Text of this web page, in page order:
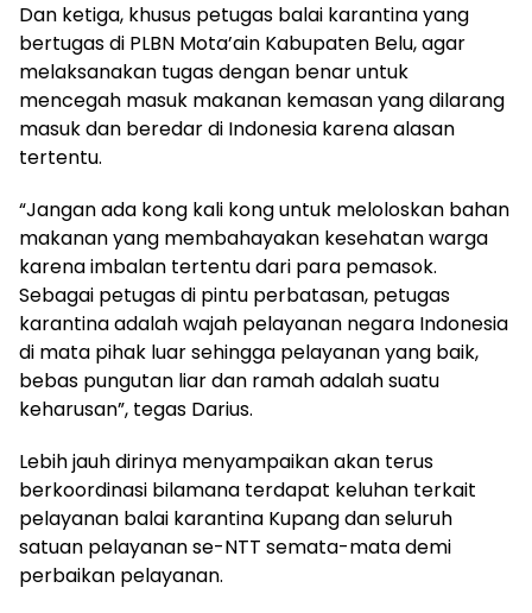
Dan ketiga, khusus petugas balai karantina yang
bertugas di PLBN Mota’ain Kabupaten Belu, agar
melaksanakan tugas dengan benar untuk
mencegah masuk makanan kemasan yang dilarang
masuk dan beredar di Indonesia karena alasan
tertentu.
“Jangan ada kong kali kong untuk meloloskan bahan
makanan yang membahayakan kesehatan warga
karena imbalan tertentu dari para pemasok.
Sebagai petugas di pintu perbatasan, petugas
karantina adalah wajah pelayanan negara Indonesia
di mata pihak luar sehingga pelayanan yang baik,
bebas pungutan liar dan ramah adalah suatu
keharusan”, tegas Darius.
Lebih jauh dirinya menyampaikan akan terus
berkoordinasi bilamana terdapat keluhan terkait
pelayanan balai karantina Kupang dan seluruh
satuan pelayanan se-NTT semata-mata demi
perbaikan pelayanan.